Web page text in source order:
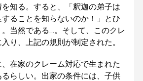
知る。すると、「釈迦の弟子は
ることを知らないのか！」とひ
当然である…。そして、このクレ
り、上記の規則が制定された。
在家のクレーム対応で生まれた
らしい。出家の条件には、子供